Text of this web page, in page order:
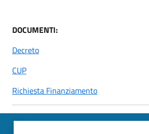
DOCUMENTI:
Decreto
CUP
Richiesta Finanziamento